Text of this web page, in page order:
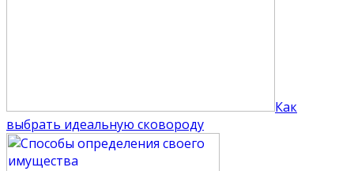
Как
выбрать идеальную сковороду